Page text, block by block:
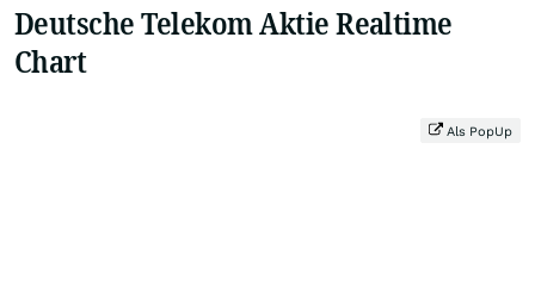
Deutsche Telekom Aktie Realtime
Chart
Als PopUp